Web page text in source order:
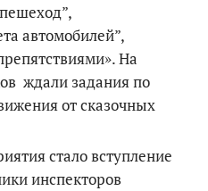
автомобилей”,
На
ждали задания по
от сказочных
стало вступление
инспекторов